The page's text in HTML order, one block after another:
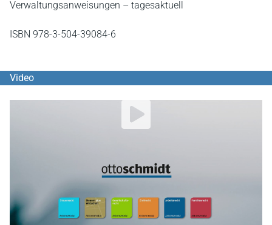
Verwaltungsanweisungen – tagesaktuell
ISBN 978-3-504-39084-6
Video